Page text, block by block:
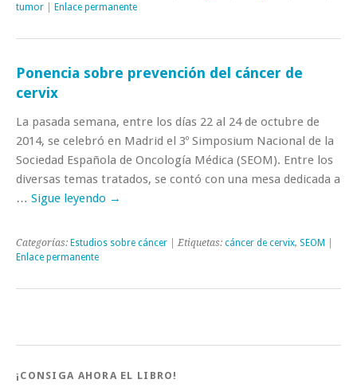
tumor
Enlace permanente
Ponencia sobre prevención del cáncer de
cervix
La pasada semana, entre los días 22 al 24 de octubre de
2014, se celebró en Madrid el 3º Simposium Nacional de la
Sociedad Española de Oncología Médica (SEOM). Entre los
diversas temas tratados, se contó con una mesa dedicada a
… Sigue leyendo →
Categorías: Estudios sobre cáncer | Etiquetas: cáncer de cervix, SEOM
Enlace permanente
¡CONSIGA AHORA EL LIBRO!